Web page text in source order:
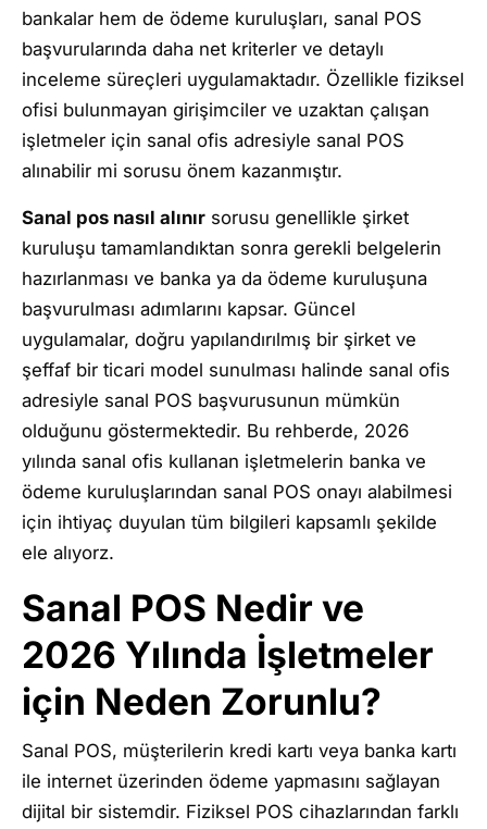
bankalar hem de ödeme kuruluşları, sanal POS
başvurularında daha net kriterler ve detaylı
inceleme süreçleri uygulamaktadır. Özellikle fiziksel
ofisi bulunmayan girişimciler ve uzaktan çalışan
işletmeler için sanal ofis adresiyle sanal POS
alınabilir mi sorusu önem kazanmıştır.
Sanal pos nasıl alınır sorusu genellikle şirket
kuruluşu tamamlandıktan sonra gerekli belgelerin
hazırlanması ve banka ya da ödeme kuruluşuna
başvurulması adımlarını kapsar. Güncel
uygulamalar, doğru yapılandırılmış bir şirket ve
şeffaf bir ticari model sunulması halinde sanal ofis
adresiyle sanal POS başvurusunun mümkün
olduğunu göstermektedir. Bu rehberde, 2026
yılında sanal ofis kullanan işletmelerin banka ve
ödeme kuruluşlarından sanal POS onayı alabilmesi
için ihtiyaç duyulan tüm bilgileri kapsamlı şekilde
ele alıyorz.
Sanal POS Nedir ve
2026 Yılında İşletmeler
için Neden Zorunlu?
Sanal POS, müşterilerin kredi kartı veya banka kartı
ile internet üzerinden ödeme yapmasını sağlayan
dijital bir sistemdir. Fiziksel POS cihazlarından farklı